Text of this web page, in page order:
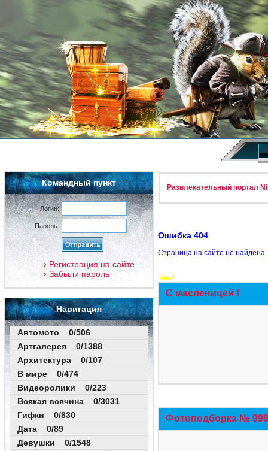
Командный пункт
Логин:
Пароль:
Регистрация на сайте
Забыли пароль
Навигация
Автомото 0/506
Артгалерея 0/1388
Архитектура 0/107
В мире 0/474
Видеоролики 0/223
Всякая всячина 0/3031
Гифки 0/830
Дата 0/89
Девушки 0/1548
Развлекательный портал
Ошибка 404
Страница на сайте не
New!
С масленицей !
Фотоподборка №